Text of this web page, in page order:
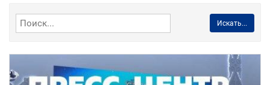
Искать...